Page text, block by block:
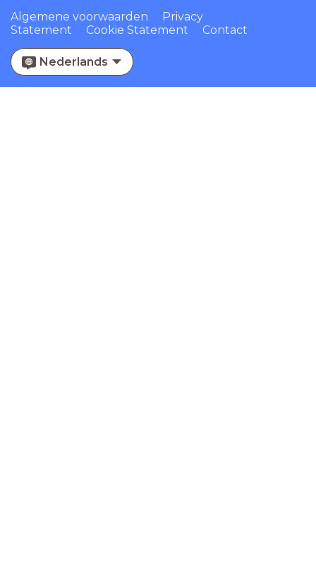
Algemene voorwaarden
Privacy
Statement
Cookie Statement Contact
Nederlands